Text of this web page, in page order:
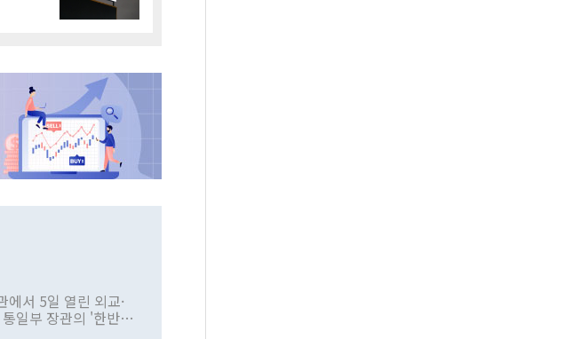
서 5일 열린 외교·
일부 장관의 '한반도